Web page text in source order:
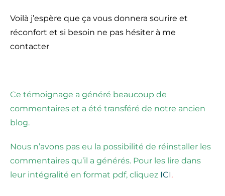
Voilà j’espère que ça vous donnera sourire et
réconfort et si besoin ne pas hésiter à me
contacter
Ce témoignage a généré beaucoup de
commentaires et a été transféré de notre ancien
blog.
Nous n’avons pas eu la possibilité de réinstaller les
commentaires qu’il a générés. Pour les lire dans
leur intégralité en format pdf, cliquez ICI.